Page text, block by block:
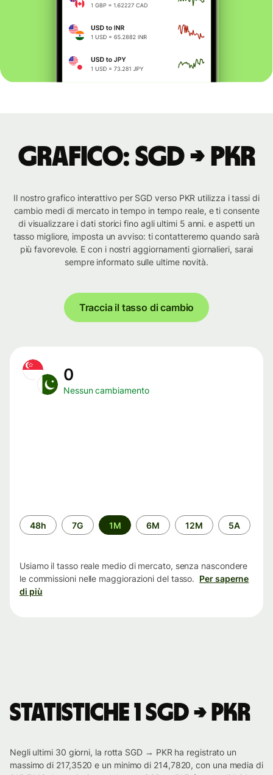
Grafico: SGD → PKR
Il nostro grafico interattivo per SGD verso PKR utilizza i tassi di
cambio medi di mercato in tempo in tempo reale, e ti consente
di visualizzare i dati storici fino agli ultimi 5 anni. e aspetti un
tasso migliore, imposta un avviso: ti contatteremo quando sarà
più favorevole. E con i nostri aggiornamenti giornalieri, sarai
sempre informato sulle ultime novità.
Traccia il tasso di cambio
0
Nessun cambiamento
Periodo
di
48h 7G 1M 6M 12M 5A
Usiamo il tasso reale medio di mercato, senza nascondere
le commissioni nelle maggiorazioni del tasso. Per saperne
di più
Statistiche 1 SGD → PKR
Negli ultimi 30 giorni, la rotta SGD → PKR ha registrato un
massimo di 217,3520 e un minimo di 214,7820, con una media di